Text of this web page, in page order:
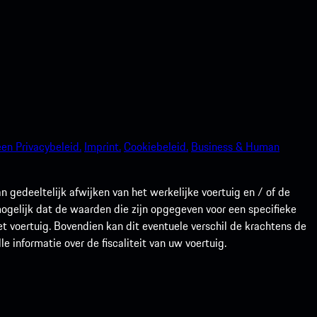
Privacybeleid. Imprint.Cookiebeleid. Business & Human
gedeeltelijk afwijken van het werkelijke voertuig en / of de
dat de waarden die zijn opgegeven voor een specifieke
Bovendien kan dit eventuele verschil de krachtens de
informatie over de fiscaliteit van uw voertuig.